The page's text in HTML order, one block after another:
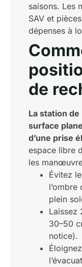
saisons. Les
SAV et
dépenses à
de
La station
surface
d’une prise
espace libre
les
Évitez
plein
Laissez
30–50
notice).